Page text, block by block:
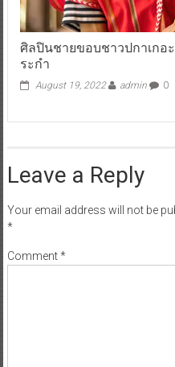
ศิลปินชายขอบชาวปกาเก
ระกำ
August 19, 2022 admin 0
Leave a Reply
Your email address will not be
*
Comment*